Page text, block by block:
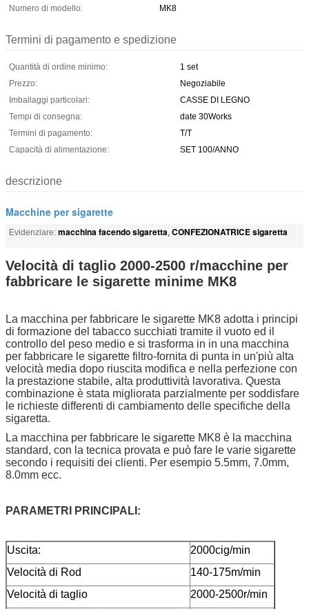
Numero di modello:
MK8
Termini di pagamento e spedizione
Quantità di ordine minimo:
1 set
Prezzo:
Negoziabile
Imballaggi particolari:
CASSE DI LEGNO
Tempi di consegna:
date 30Works
Termini di pagamento:
T/T
Capacità di alimentazione:
SET 100/ANNO
descrizione
Macchine per sigarette
Evidenziare: macchina facendo sigaretta, CONFEZIONATRICE sigaretta
Velocità di taglio 2000-2500 r/macchine per
fabbricare le sigarette minime MK8
La macchina per fabbricare le sigarette MK8 adotta i principi
di formazione del tabacco succhiati tramite il vuoto ed il
controllo del peso medio e si trasforma in in una macchina
per fabbricare le sigarette filtro-fornita di punta in un'più alta
velocità media dopo riuscita modifica e nella perfezione con
la prestazione stabile, alta produttività lavorativa. Questa
combinazione è stata migliorata parzialmente per soddisfare
le richieste differenti di cambiamento delle specifiche della
sigaretta.
La macchina per fabbricare le sigarette MK8 è la macchina
standard, con la tecnica provata e può fare le varie sigarette
secondo i requisiti dei clienti. Per esempio 5.5mm, 7.0mm,
8.0mm ecc.
PARAMETRI PRINCIPALI:
Uscita:
2000cig/min
Velocità di Rod
140-175m/min
Velocità di taglio
2000-2500r/min